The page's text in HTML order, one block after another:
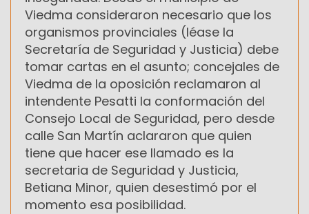
Viedma consideraron necesario que los
organismos provinciales (léase la
Secretaría de Seguridad y Justicia) debe
tomar cartas en el asunto; concejales de
Viedma de la oposición reclamaron al
intendente Pesatti la conformación del
Consejo Local de Seguridad, pero desde
calle San Martín aclararon que quien
tiene que hacer ese llamado es la
secretaria de Seguridad y Justicia,
Betiana Minor, quien desestimó por el
momento esa posibilidad.